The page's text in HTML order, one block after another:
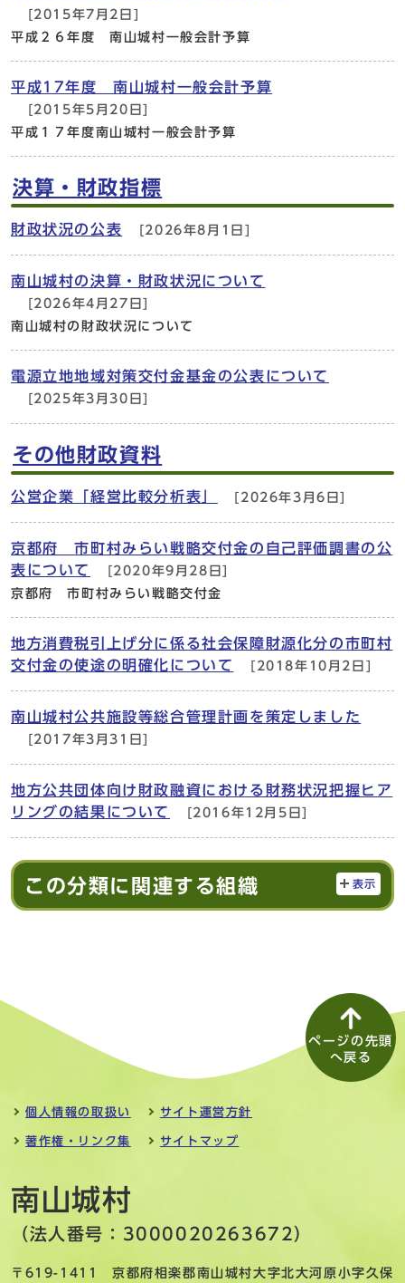
[2015年7月2日]
平成２６年度 南山城村一般会計予算
平成17年度 南山城村一般会計予算
[2015年5月20日]
平成１７年度南山城村一般会計予算
決算・財政指標
財政状況の公表 [2026年8月1日]
南山城村の決算・財政状況について
[2026年4月27日]
南山城村の財政状況について
電源立地地域対策交付金基金の公表について
[2025年3月30日]
その他財政資料
公営企業「経営比較分析表」 [2026年3月6日]
京都府 市町村みらい戦略交付金の自己評価調書の公
表について
[2020年9月28日]
京都府 市町村みらい戦略交付金
地方消費税引上げ分に係る社会保障財源化分の市町村
交付金の使途の明確化について
[2018年10月2日]
南山城村公共施設等総合管理計画を策定しました
[2017年3月31日]
地方公共団体向け財政融資における財務状況把握ヒア
リングの結果について
[2016年12月5日]
この分類に関連する組織 表示
ページの先頭
へ戻る
個人情報の取扱い サイト運営方針
著作権・リンク集 サイトマップ
南山城村
（法人番号：3000020263672）
〒619-1411 京都府相楽郡南山城村大字北大河原小字久保